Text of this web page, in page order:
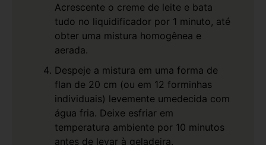
Acrescente o creme de leite e bata
tudo no liquidificador por 1 minuto, até
obter uma mistura homogênea e
aerada.
Despeje a mistura em uma forma de
flan de 20 cm (ou em 12 forminhas
individuais) levemente umedecida com
água fria. Deixe esfriar em
temperatura ambiente por 10 minutos
antes de levar à geladeira.